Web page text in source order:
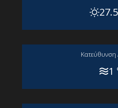
Kατεύθυνση
1